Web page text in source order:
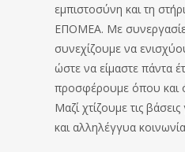
εμπιστοσύνη και τη
ΕΠΟΜΕΑ. Με
συνεχίζουμε να
ώστε να είμαστε πάντα
προσφέρουμε όπου και
Μαζί χτίζουμε τις
και αλληλέγγυα